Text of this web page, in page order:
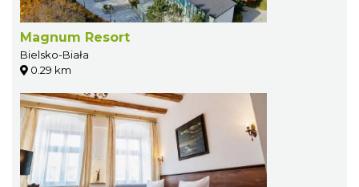
Magnum Resort
Bielsko-Biała
0.29 km